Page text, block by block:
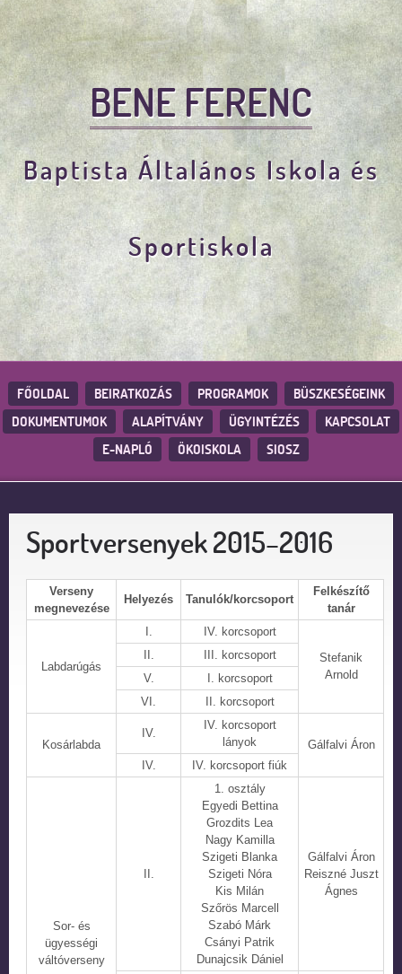
BENE FERENC
Baptista Általános Iskola és
Sportiskola
FŐOLDAL BEIRATKOZÁS PROGRAMOK
BÜSZKESÉGEINK
DOKUMENTUMOK
ALAPÍTVÁNY ÜGYINTÉZÉS
KAPCSOLAT
E-NAPLÓ
ÖKOISKOLA SIOSZ
Sportversenyek 2015–2016
Verseny
megnevezése
Helyezés Tanulók/korcsoport
Felkészítő
tanár
Labdarúgás
I.
IV. korcsoport
Stefanik
Arnold
II.
III. korcsoport
V.
I. korcsoport
VI.
II. korcsoport
Kosárlabda
IV.
IV. korcsoport
lányok
Gálfalvi Áron
IV.
IV. korcsoport fiúk
Sor- és
ügyességi
váltóverseny
II.
1. osztály
Egyedi Bettina
Grozdits Lea
Nagy Kamilla
Szigeti Blanka
Szigeti Nóra
Kis Milán
Szőrös Marcell
Szabó Márk
Csányi Patrik
Dunajcsik Dániel
Gálfalvi Áron
Reiszné Juszt
Ágnes